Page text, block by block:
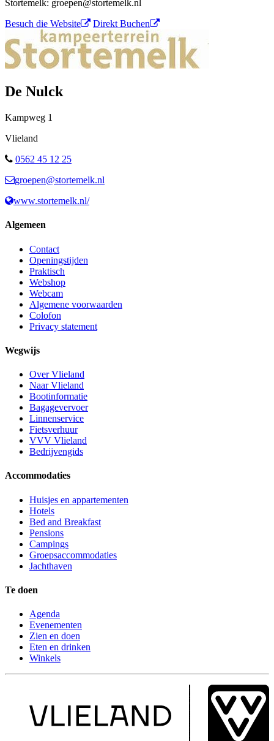
Stortemelk: groepen@stortemelk.nl
Besuch die Website
Direkt Buchen
De Nulck
Kampweg 1
Vlieland
0562 45 12 25
groepen@stortemelk.nl
www.stortemelk.nl/
Algemeen
Contact
Openingstijden
Praktisch
Webshop
Webcam
Algemene voorwaarden
Colofon
Privacy statement
Wegwijs
Over Vlieland
Naar Vlieland
Bootinformatie
Bagagevervoer
Linnenservice
Fietsverhuur
VVV Vlieland
Bedrijvengids
Accommodaties
Huisjes en appartementen
Hotels
Bed and Breakfast
Pensions
Campings
Groepsaccommodaties
Jachthaven
Te doen
Agenda
Evenementen
Zien en doen
Eten en drinken
Winkels